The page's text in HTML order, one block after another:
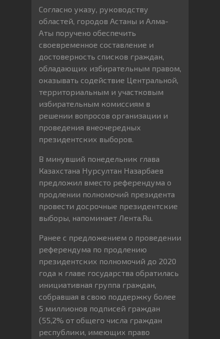
Согласно указу, руководству
областей, городов Астаны и Алма-
Аты поручено обеспечить
своевременное составление и
достоверность списков граждан,
обладающих избирательным правом,
оказывать содействие Центральной,
территориальным и участковым
избирательным комиссиям в
решении вопросов организации и
проведения внеочередных
президентских выборов.
В минувший понедельник глава
Казахстана Нурсултан Назарбаев
предложил вместо референдума о
продлении полномочий президента
провести досрочные президентские
выборы, напоминает Лента.Ru.
Ранее с предложением о проведении
референдума по продлению
президентских полномочий до 2020
года к главе государства обратилась
инициативная группа граждан,
собравшая в свою поддержку более
5 миллионов подписей граждан
(55,2% от общего числа граждан
республики, имеющих право